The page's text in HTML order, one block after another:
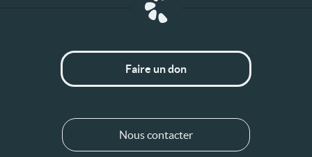
Faire un don
Nous contacter